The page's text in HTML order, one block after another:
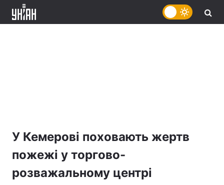
У Кемерові поховають жертв
пожежі у торгово-
розважальному центрі